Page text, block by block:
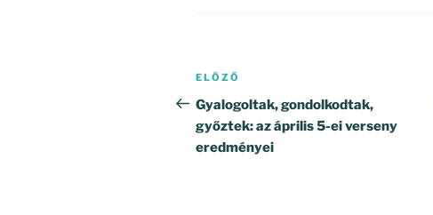
Bejegyzés
navigáció
Korábbi
bejegyzés
ELŐZŐ
Gyalogoltak, gondolkodtak,
győztek: az április 5-ei verseny
eredményei